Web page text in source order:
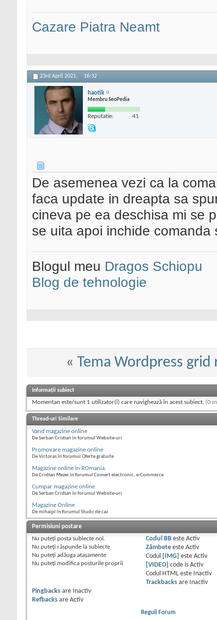
Cazare Piatra Neamt
23rd April 2021, 16:32
haotik
Membru SeoPedia
Reputatie: 41
De asemenea vezi ca la
faca update in dreapta sa
cineva pe ea deschisa mi se
se uita apoi inchide comanda
Blogul meu Dragos Schiopu
Blog de tehnologie
« Tema Wordpress grid
Informații subiect
Momentan este/sunt 1 utilizator(i) care navighează în acest subiect. (0
Thread-uri Similare
Vand magazine online
De Serban Cristian în forumul Website-uri
Promovare magazine online
De Victoras în forumul Oferte gratuite
Magazine online in ROmania.
De Cristian Mezei în forumul Comert electronic, e-Commerce
Cumpar magazine online
De Serban Cristian în forumul Website-uri
Magazine Online
De mihaipl în forumul Studii de caz
Permisiuni postare
Nu puteţi posta subiecte noi.
Nu puteţi răspunde la subiecte
Nu puteţi adăuga ataşamente
Nu puteţi modifica posturile proprii
Codul BBeste Activ
Zâmbeteeste Activ
Codul
[IMG] este Activ
[VIDEO]
code is Activ
Codul HTML este
Inactiv
Trackbacksare
Inactiv
Pingbacks are
Inactiv
Refbacks are Activ
Reguli Forum